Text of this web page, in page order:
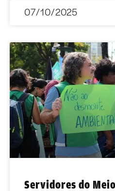
07/10/2025
Servidores do